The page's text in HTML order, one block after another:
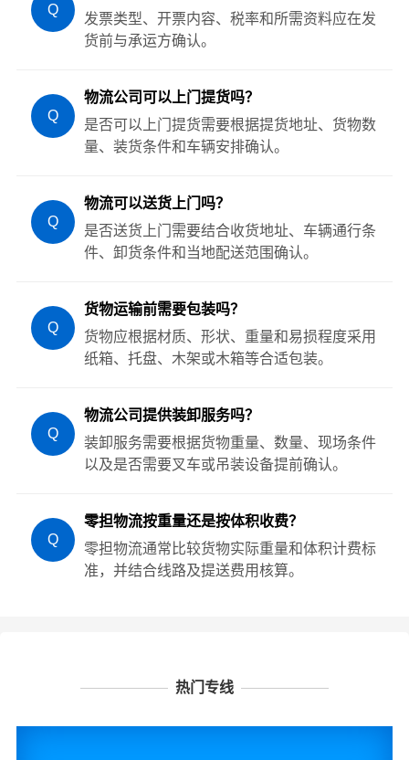
Q
发票类型、开票内容、税率和所需资料应在发
货前与承运方确认。
Q
物流公司可以上门提货吗？
是否可以上门提货需要根据提货地址、货物数
量、装货条件和车辆安排确认。
Q
物流可以送货上门吗？
是否送货上门需要结合收货地址、车辆通行条
件、卸货条件和当地配送范围确认。
Q
货物运输前需要包装吗？
货物应根据材质、形状、重量和易损程度采用
纸箱、托盘、木架或木箱等合适包装。
Q
物流公司提供装卸服务吗？
装卸服务需要根据货物重量、数量、现场条件
以及是否需要叉车或吊装设备提前确认。
Q
零担物流按重量还是按体积收费？
零担物流通常比较货物实际重量和体积计费标
准，并结合线路及提送费用核算。
热门专线